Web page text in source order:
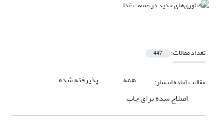
تعداد مقالات: 447
مقالات آماده انتشار: همه
پذیرفته شده
اصلاح شده برای چاپ